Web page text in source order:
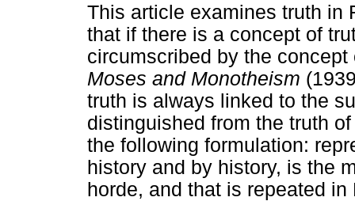
This article examines truth in
that if there is a concept of
circumscribed by the
Moses and Monotheism
truth is always linked to the
distinguished from the truth
the following formulation:
history and by history, is the
horde, and that is repeated in